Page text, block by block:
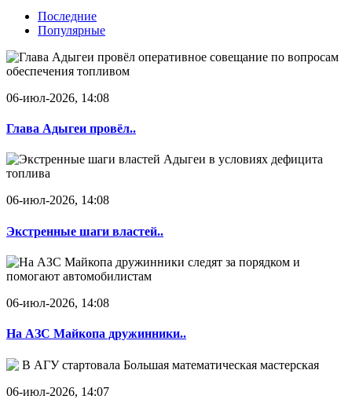
Последние
Популярные
06-июл-2026, 14:08
Глава Адыгеи провёл..
06-июл-2026, 14:08
Экстренные шаги властей..
06-июл-2026, 14:08
На АЗС Майкопа дружинники..
06-июл-2026, 14:07